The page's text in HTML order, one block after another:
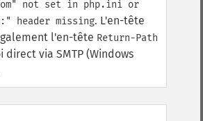
not set in php.ini or
header missing. L'en-tête
l'en-tête Return-Path
direct via SMTP (Windows